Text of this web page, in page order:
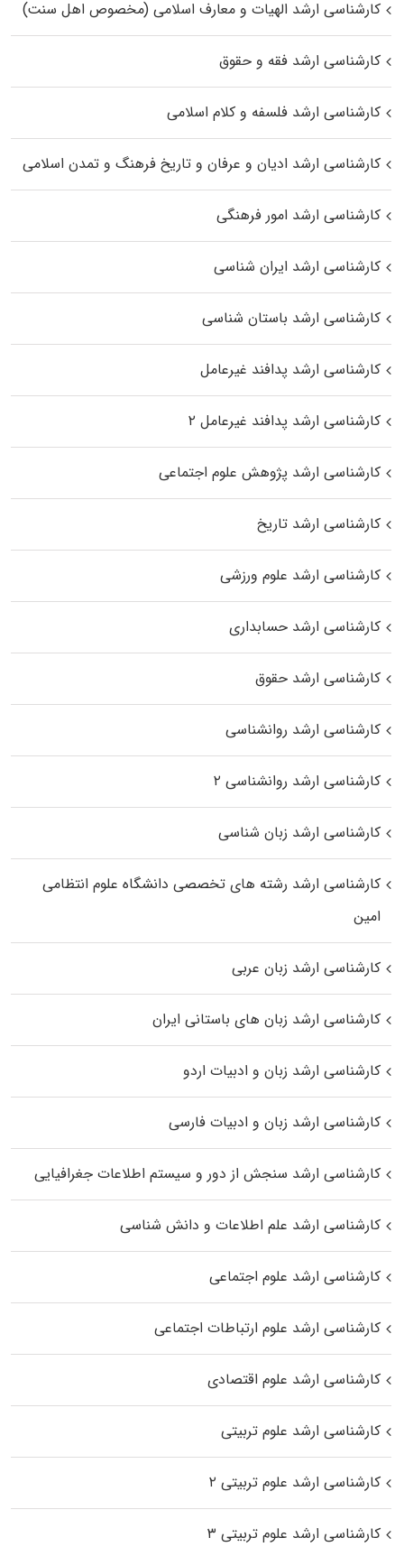
کارشناسی ارشد الهیات و معارف اسلامی (مخصوص اهل سنت)
کارشناسی ارشد فقه و حقوق
کارشناسی ارشد فلسفه و کلام اسلامی
کارشناسی ارشد ادیان و عرفان و تاریخ فرهنگ و تمدن اسلامی
کارشناسی ارشد امور فرهنگی
کارشناسی ارشد ایران شناسی
کارشناسی ارشد باستان شناسی
کارشناسی ارشد پدافند غیرعامل
کارشناسی ارشد پدافند غیرعامل ۲
کارشناسی ارشد پژوهش علوم اجتماعی
کارشناسی ارشد تاریخ
کارشناسی ارشد علوم ورزشی
کارشناسی ارشد حسابداری
کارشناسی ارشد حقوق
کارشناسی ارشد روانشناسی
کارشناسی ارشد روانشناسی ۲
کارشناسی ارشد زبان شناسی
کارشناسی ارشد رﺷﺘﻪ ﻫﺎی تخصصی داﻧﺸﮕﺎه ﻋﻠﻮم انتظامی
اﻣﻴﻦ
کارشناسی ارشد زبان عربی
کارشناسی ارشد زبان‌ های باستانی ایران
کارشناسی ارشد زبان و ادبیات اردو
کارشناسی ارشد زبان و ادبیات فارسی
کارشناسی ارشد سنجش از دور و سیستم اطلاعات جغرافیایی
کارشناسی ارشد علم اطلاعات و دانش شناسی
کارشناسی ارشد علوم اجتماعی
کارشناسی ارشد علوم ارتباطات اجتماعی
کارشناسی ارشد علوم اقتصادی
کارشناسی ارشد علوم تربیتی
کارشناسی ارشد علوم تربیتی ۲
کارشناسی ارشد علوم تربیتی ۳